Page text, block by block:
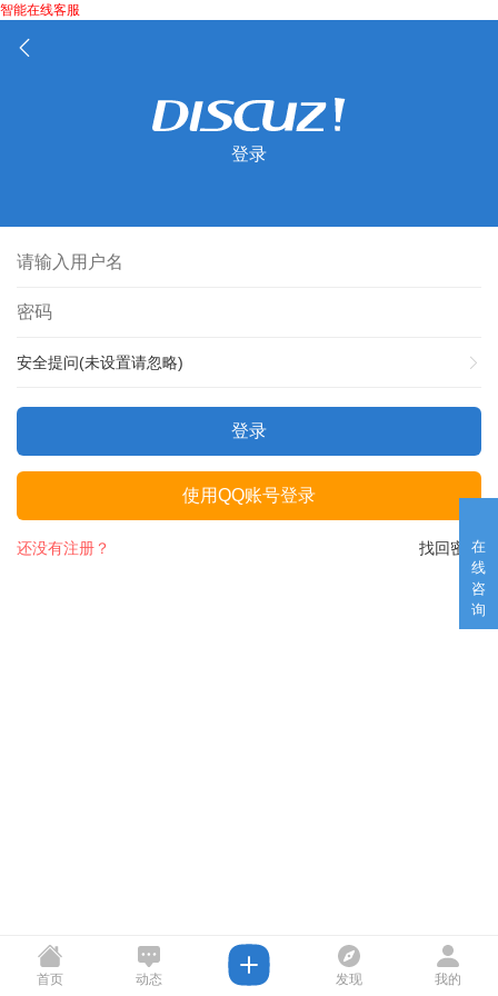
智能在线客服
在
线
咨
询
登录
安全提问(未设置请忽略)
登录
使用QQ账号登录
找回密码
还没有注册？
首页 动态 发现 我的